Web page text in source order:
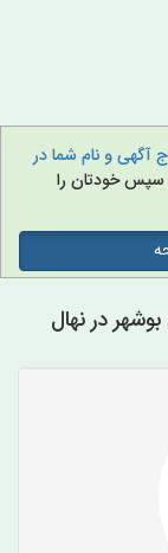
آگهی و نام شما در
سپس خودتان را
در نهال